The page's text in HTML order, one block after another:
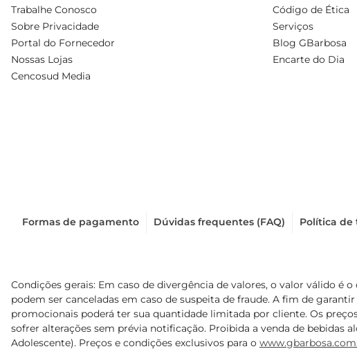
Trabalhe Conosco
Sobre Privacidade
Portal do Fornecedor
Nossas Lojas
Cencosud Media
Código de Ética
Serviços
Blog GBarbosa
Encarte do Dia
Formas de pagamento Dúvidas frequentes (FAQ) Política de
Condições gerais: Em caso de divergência de valores, o valor válido é
podem ser canceladas em caso de suspeita de fraude. A fim de
promocionais poderá ter sua quantidade limitada por cliente. Os
sofrer alterações sem prévia notificação. Proibida a venda de bebidas
Adolescente). Preços e condições exclusivos para o